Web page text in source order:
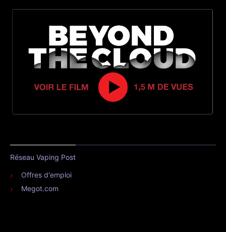
Réseau Vaping Post
Offres d'emploi
Megot.com